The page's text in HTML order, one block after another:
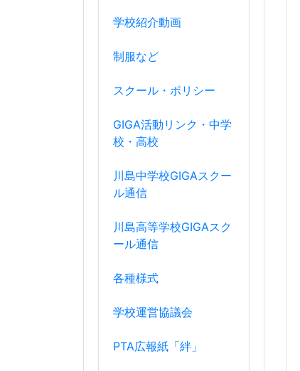
学校紹介動画
制服など
スクール・ポリシー
GIGA活動リンク・中学
校・高校
川島中学校GIGAスクー
ル通信
川島高等学校GIGAスク
ール通信
各種様式
学校運営協議会
PTA広報紙「絆」